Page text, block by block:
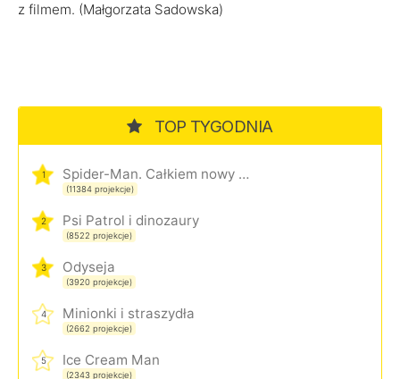
z filmem. (Małgorzata Sadowska)
TOP TYGODNIA
1 Spider-Man. Całkiem nowy dzień
(11384 projekcje)
2 Psi Patrol i dinozaury
(8522 projekcje)
3 Odyseja
(3920 projekcje)
4 Minionki i straszydła
(2662 projekcje)
5 Ice Cream Man
(2343 projekcje)